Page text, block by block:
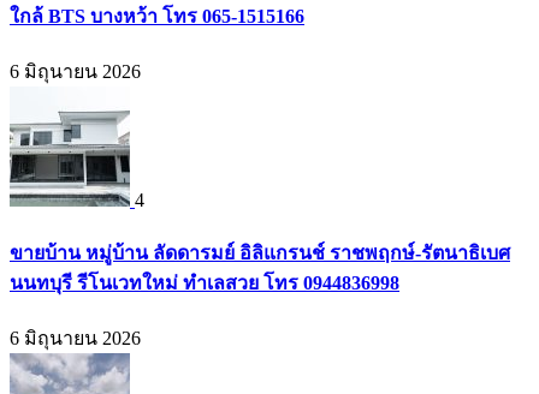
ใกล้ BTS บางหว้า โทร 065-1515166
6 มิถุนายน 2026
4
ขายบ้าน หมู่บ้าน ลัดดารมย์ อิลิแกรนช์ ราชพฤกษ์-รัตนาธิเบศ
นนทบุรี รีโนเวทใหม่ ทำเลสวย โทร 0944836998
6 มิถุนายน 2026